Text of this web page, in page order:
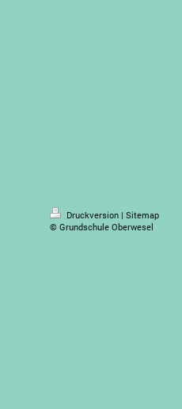
Druckversion | Sitemap
© Grundschule Oberwesel